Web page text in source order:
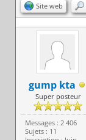
Site web
gump kta
Super posteur
Messages : 2 406
Sujets : 11